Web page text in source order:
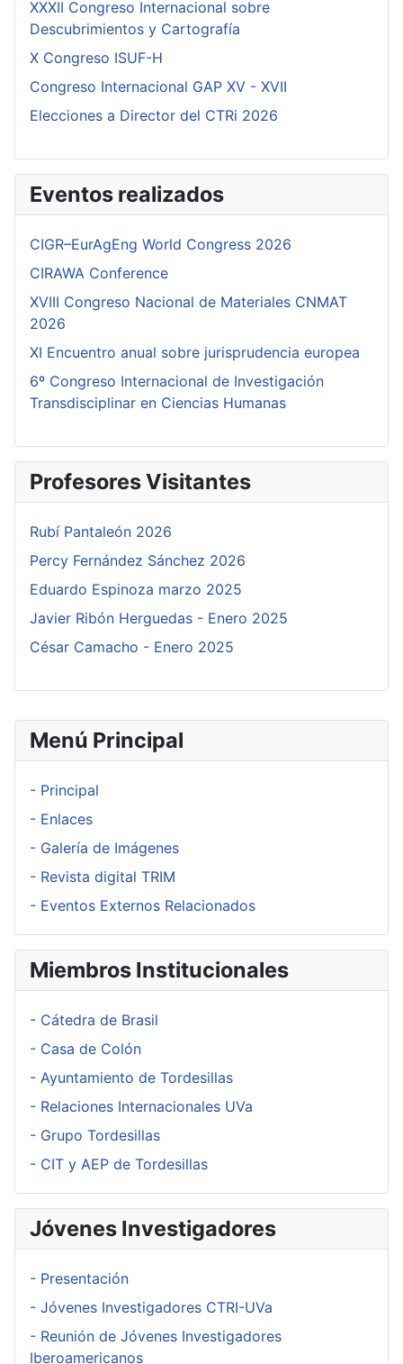
Menú Principal
- Principal
- Enlaces
- Galería de Imágenes
- Revista digital TRIM
- Eventos Externos Relacionados
Miembros Institucionales
- Cátedra de Brasil
- Casa de Colón
- Ayuntamiento de Tordesillas
- Relaciones Internacionales UVa
- Grupo Tordesillas
- CIT y AEP de Tordesillas
Jóvenes Investigadores
- Presentación
- Jóvenes Investigadores CTRI-UVa
- Reunión de Jóvenes Investigadores
Iberoamericanos
XXXII Congreso Internacional sobre
Descubrimientos y Cartografía
X Congreso ISUF-H
Congreso Internacional GAP XV - XVII
Elecciones a Director del CTRi 2026
Eventos realizados
CIGR–EurAgEng World Congress 2026
CIRAWA Conference
XVIII Congreso Nacional de Materiales CNMAT
2026
XI Encuentro anual sobre jurisprudencia europea
6º Congreso Internacional de Investigación
Transdisciplinar en Ciencias Humanas
Profesores Visitantes
Rubí Pantaleón 2026
Percy Fernández Sánchez 2026
Eduardo Espinoza marzo 2025
Javier Ribón Herguedas - Enero 2025
César Camacho - Enero 2025